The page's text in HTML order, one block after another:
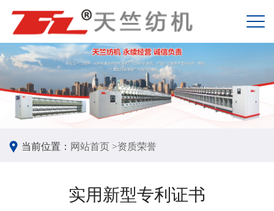
当前位置： 网站首页 >资质荣誉
实用新型专利证书